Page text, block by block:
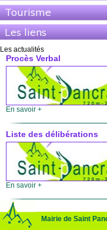
Tourisme
Les liens
Les actualités
En savoir +
Procès Verbal
En savoir +
Liste des délibérations
En savoir +
Bulletin municipal
Mairie de Saint